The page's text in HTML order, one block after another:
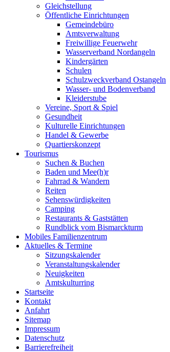
Gleichstellung
Öffentliche Einrichtungen
Gemeindebüro
Amtsverwaltung
Freiwillige Feuerwehr
Wasserverband Nordangeln
Kindergärten
Schulen
Schulzweckverband Ostangeln
Wasser- und Bodenverband
Kleiderstube
Vereine, Sport & Spiel
Gesundheit
Kulturelle Einrichtungen
Handel & Gewerbe
Quartierskonzept
Tourismus
Suchen & Buchen
Baden und Mee(h)r
Fahrrad & Wandern
Reiten
Sehenswürdigkeiten
Camping
Restaurants & Gaststätten
Rundblick vom Bismarckturm
Mobiles Familienzentrum
Aktuelles & Termine
Sitzungskalender
Veranstaltungskalender
Neuigkeiten
Amtskulturring
Startseite
Kontakt
Anfahrt
Sitemap
Impressum
Datenschutz
Barrierefreiheit